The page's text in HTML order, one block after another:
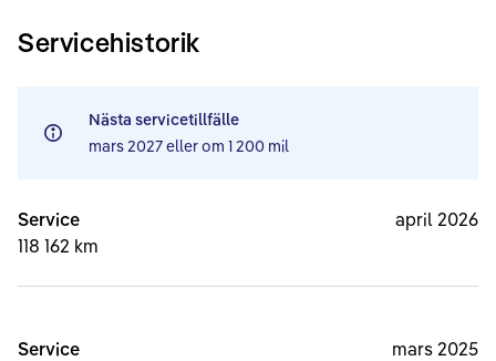
Servicehistorik
Nästa servicetillfälle
mars 2027eller om 1 200 mil
Service
118 162 km
april 2026
Service
mars 2025